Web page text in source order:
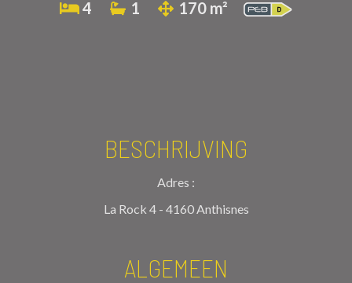
4 1 170 m²
BESCHRIJVING
Adres :
La Rock 4 - 4160 Anthisnes
ALGEMEEN